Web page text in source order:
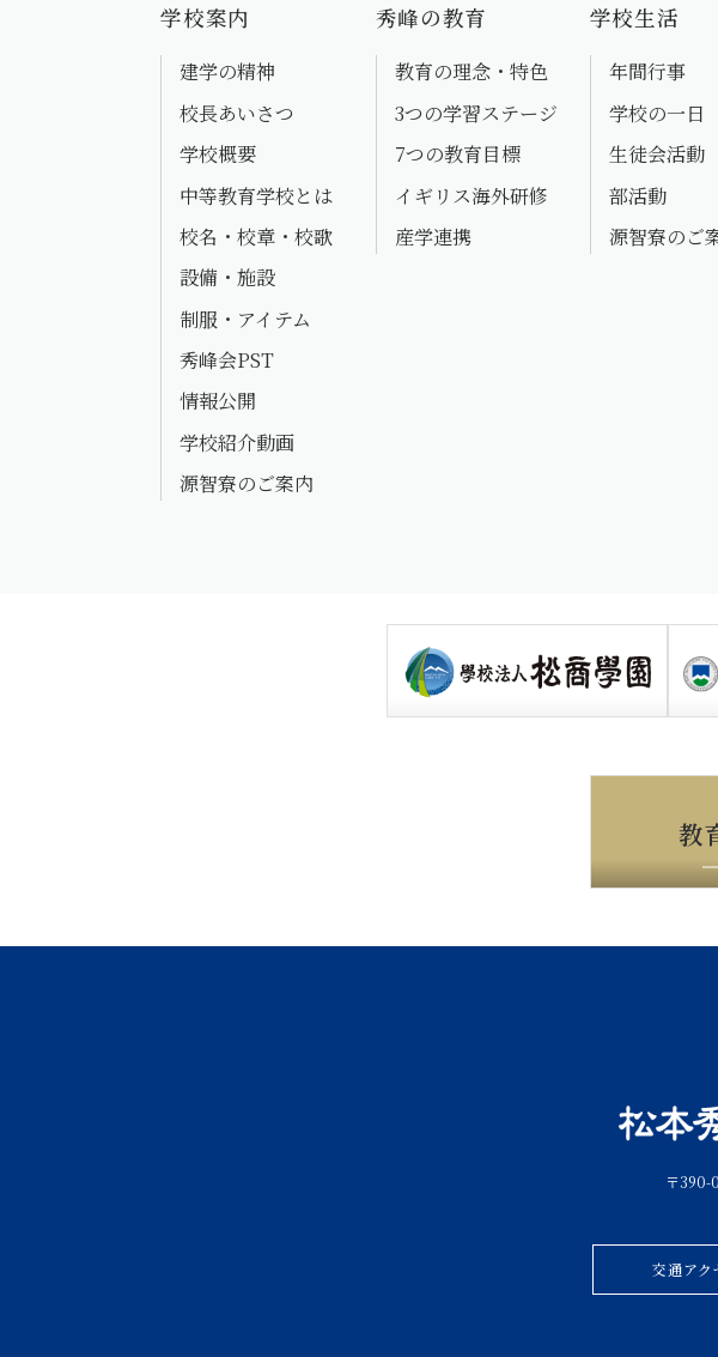
学校案内
建学の精神
校長あいさつ
学校概要
中等教育学校とは
校名・校章・校歌
設備・施設
制服・アイテム
秀峰会PST
情報公開
学校紹介動画
源智寮のご案内
秀峰の教育
教育の理念・特色
3つの学習ステージ
7つの教育目標
イギリス海外研修
産学連携
学校生活
年間行事
学校の一日
生徒会活動
部活動
源智寮のご
教
〒390-
交通アク